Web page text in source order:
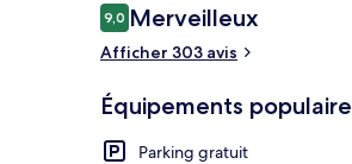
Avis
voyageurs
9,09,0 sur 10
Merveilleux
Afficher 303 avis
Équipements
Parking gratuit